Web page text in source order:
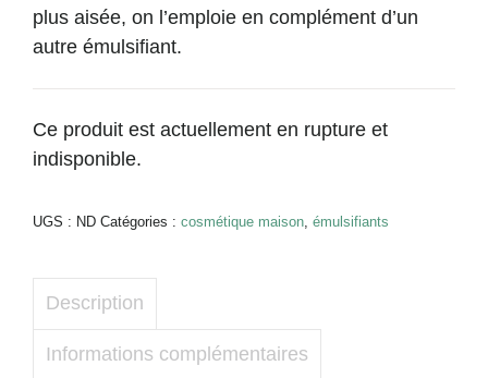
plus aisée, on l’emploie en complément d’un
autre émulsifiant.
Ce produit est actuellement en rupture et
indisponible.
UGS : ND Catégories : cosmétique maison, émulsifiants
Description
Informations complémentaires